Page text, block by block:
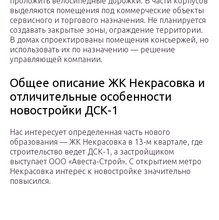
выделяются помещения под коммерческие объекты
сервисного и торгового назначения. Не планируется
создавать закрытые зоны, ограждение территории.
В домах спроектированы помещения консьержей, но
использовать их по назначению — решение
управляющей компании.
Общее описание ЖК Некрасовка и
отличительные особенности
новостройки ДСК-1
Нас интересует определенная часть нового
образования — ЖК Некрасовка в 13-м квартале, где
строительство ведет ДСК-1, а застройщиком
выступает ООО «Авеста-Строй». С открытием метро
Некрасовка интерес к новостройке значительно
повысился.